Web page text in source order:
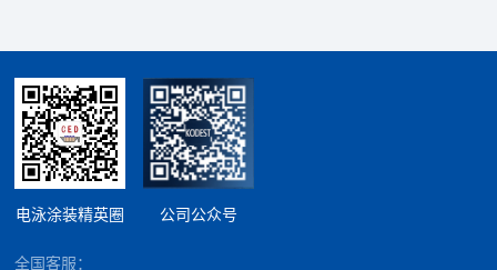
电泳涂装精英圈 公司公众号
全国客服：